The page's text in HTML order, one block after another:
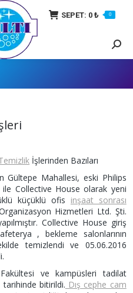
SEPET: 0 ₺ 0
İşlerinden Bazıları
Gültepe Mahallesi, eski Philips
ile Collective House olarak yeni
küçüklü ofis inşaat sonrası
Hizmetleri Ltd. Şti.
Collective House giriş
, bekleme salonlarının
temizlendi ve 05.06.2016
ve kampüsleri tadilat
tarihinde bitirildi. Dış cephe cam